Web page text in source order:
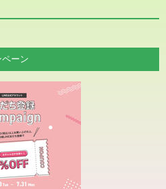
ーン